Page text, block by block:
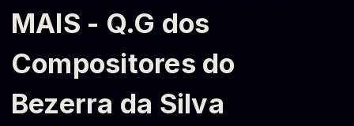
MAIS - Q.G dos
Compositores do
Bezerra da Silva